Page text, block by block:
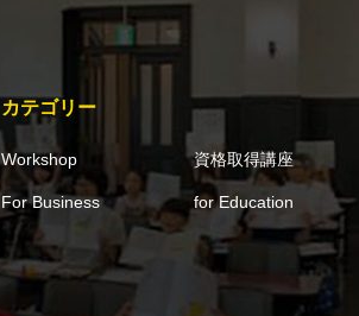
カテゴリー
Workshop 資格取得講座
For Business for Education